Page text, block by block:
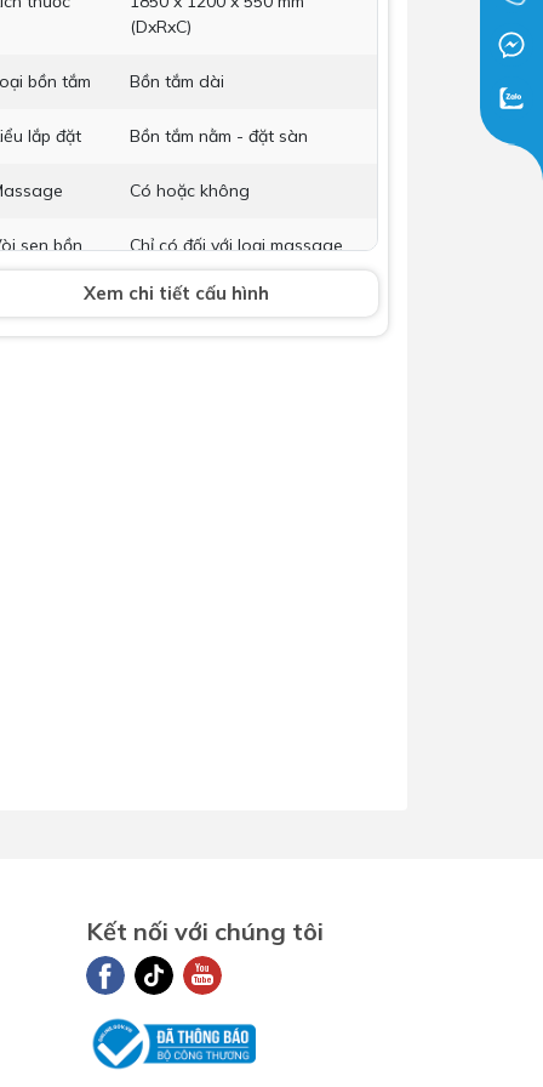
Dịch Vụ Lắp Đặt Bồn Cầu &
Chuyên Nghiệp & Tận Tâm
(DxRxC)
bồn tắm Bồn tắm dài
lắp đặt Bồn tắm nằm - đặt sàn
Có hoặc không
sen bồn
Chỉ có đối với loại massage
kiện kèm
Không bao gồm
Xem chi tiết cấu hình
Kết nối với chúng tôi